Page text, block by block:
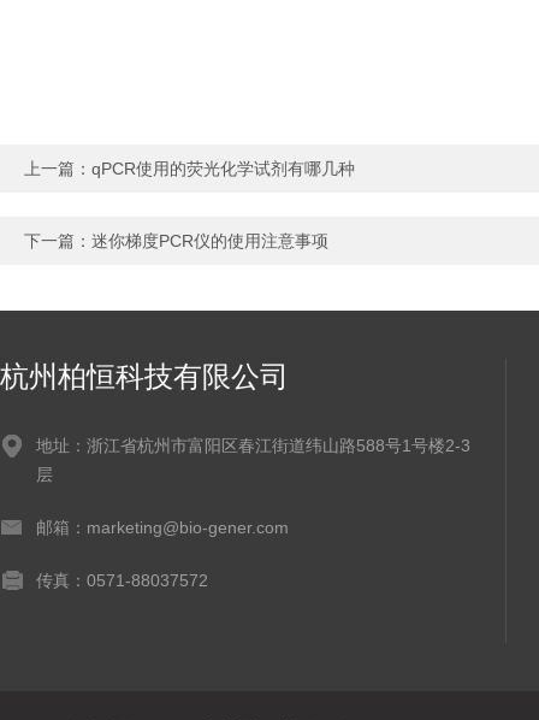
上一篇： qPCR使用的荧光化学试剂有哪几种
下一篇： 迷你梯度PCR仪的使用注意事项
杭州柏恒科技有限公司
地址：浙江省杭州市富阳区春江街道纬山路588号1号楼2-3
层
邮箱：marketing@bio-gener.com
传真：0571-88037572